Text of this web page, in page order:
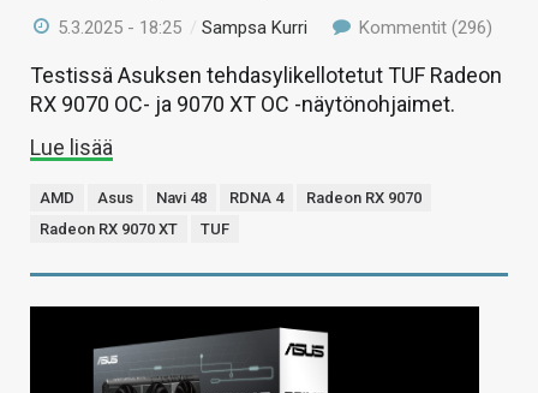
5.3.2025 - 18:25 /Sampsa Kurri Kommentit (296)
Testissä Asuksen tehdasylikellotetut TUF Radeon
RX 9070 OC- ja 9070 XT OC -näytönohjaimet.
Lue lisää
AMD Asus Navi 48 RDNA 4
Radeon RX 9070
Radeon RX 9070 XT
TUF